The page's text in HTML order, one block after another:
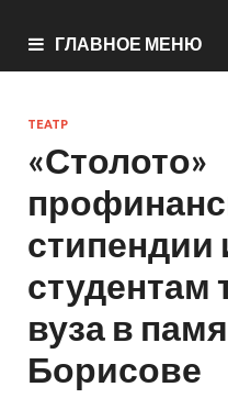
ГЛАВНОЕ МЕНЮ
ТЕАТР
«Столото»
стипендии
студентам
вуза в
Борисове